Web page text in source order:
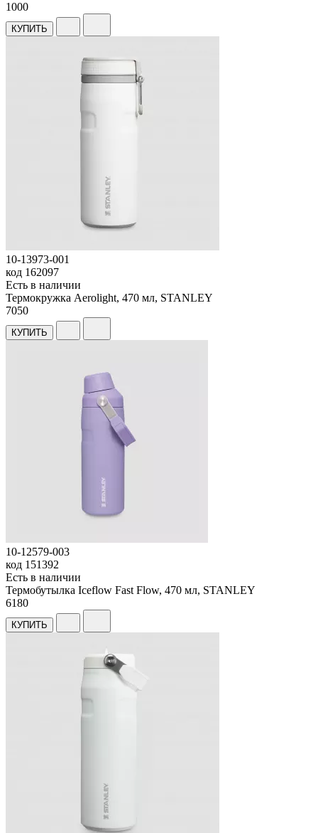
1000
КУПИТЬ
10-13973-001
код 162097
Есть в наличии
Термокружка Aerolight, 470 мл, STANLEY
7050
КУПИТЬ
10-12579-003
код 151392
Есть в наличии
Термобутылка Iceflow Fast Flow, 470 мл, STANLEY
6180
КУПИТЬ